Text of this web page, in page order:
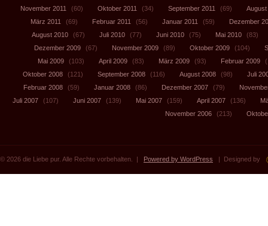
November 2011
(60) Oktober 2011 (34) September 2011 (69)
August
März 2011
(69) Februar 2011 (56) Januar 2011 (59)
Dezember
August 2010
(67) Juli 2010 (77) Juni 2010 (75) Mai 2010
(83)
Dezember 2009
(67) November 2009 (89) Oktober 2009 (104)
Mai 2009
(103) April 2009 (83) März 2009 (93) Februar 2009
Oktober 2008
(121) September 2008 (116) August 2008 (98)
Juli
Februar 2008
(59) Januar 2008 (86) Dezember 2007 (79)
Juli 2007
(107) Juni 2007 (139) Mai 2007 (159) April 2007 (136)
November 2006
(213)
© 2026 die Liebe pur. Alle Rechte vorbehalten. | Powered by WordPress | Designed by